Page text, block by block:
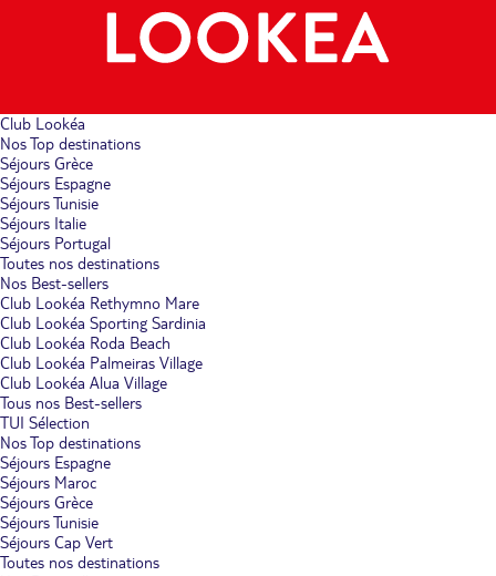
Club Lookéa
Nos Top destinations
Séjours Grèce
Séjours Espagne
Séjours Tunisie
Séjours Italie
Séjours Portugal
Toutes nos destinations
Nos Best-sellers
Club Lookéa Rethymno Mare
Club Lookéa Sporting Sardinia
Club Lookéa Roda Beach
Club Lookéa Palmeiras Village
Club Lookéa Alua Village
Tous nos Best-sellers
TUI Sélection
Nos Top destinations
Séjours Espagne
Séjours Maroc
Séjours Grèce
Séjours Tunisie
Séjours Cap Vert
Toutes nos destinations